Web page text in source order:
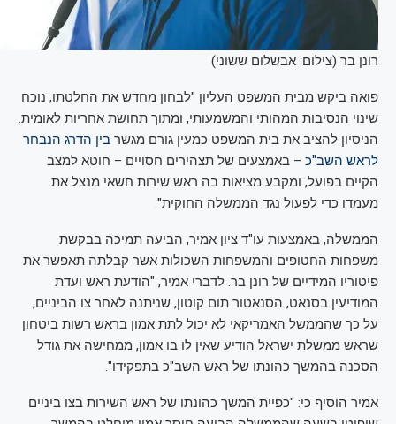
רונן בר (צילום: אבשלום ששוני)
פואה ביקש מבית המשפט העליון "לבחון מחדש את החלטתו, נוכח
שינוי הנסיבות המהותי והמשמעותי, ומתוך תחושת אחריות לאומית.
הניסיון להציב את בית המשפט כמעין גורם מגשר בין הדרג הנבחר
לראש השב"כ – באמצעים של תצהירים חסויים – חוטא למצב
הקיים בפועל, ומקבע מציאות בה ראש שירות חשאי מנצל את
מעמדו כדי לפעול נגד הממשלה החוקית".
הממשלה, באמצעות עו"ד ציון אמיר, הביעה תמיכה בבקשת
משפחות החטופים והמשפחות השכולות אשר קבלתה תאפשר את
פיטוריו המידיים של רונן בר. לדברי אמיר, "הודעת ראש ועדת
המודיעין בסנאט, הסנאטור תום קוטון, שניתנה לאחר צו הביניים,
על כך שהממשל האמריקאי לא יכול לתת אמון בראש רשות ביטחון
שראש ממשלת ישראל הודיע שאין לו בו אמון, ממחישה את גודל
הסכנה בהמשך כהונתו של ראש השב"כ בתפקידו".
אמיר הוסיף כי: "כפיית המשך כהונתו של ראש השירות בצו ביניים